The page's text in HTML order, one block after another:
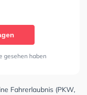
gesehen haben
Fahrerlaubnis (PKW,